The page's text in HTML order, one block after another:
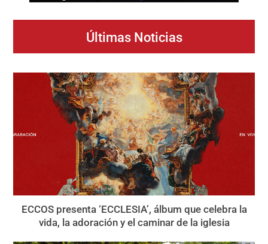
Últimas Noticias
ECCOS presenta ‘ECCLESIA’, álbum que celebra la
vida, la adoración y el caminar de la iglesia